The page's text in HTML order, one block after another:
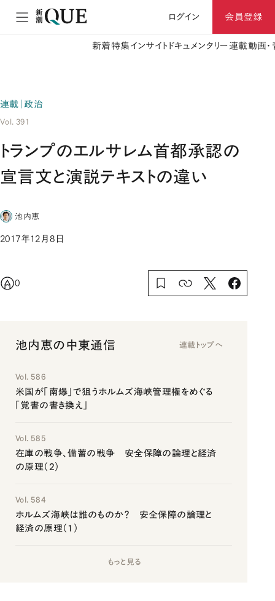
ログイン 会員登録
新着特集 インサイト ドキュメンタリー 連載動画
連載｜政治
Vol. 391
トランプのエルサレム首都承認の
宣言文と演説テキストの違い
池内恵
2017年12月8日
0
池内恵の中東通信 連載トップへ
Vol. 586
米国が「南爆」で狙うホルムズ海峡管理権をめぐる
「覚書の書き換え」
Vol. 585
在庫の戦争、備蓄の戦争 安全保障の論理と経済
の原理（2）
Vol. 584
ホルムズ海峡は誰のものか？ 安全保障の論理と
経済の原理（1）
もっと見る